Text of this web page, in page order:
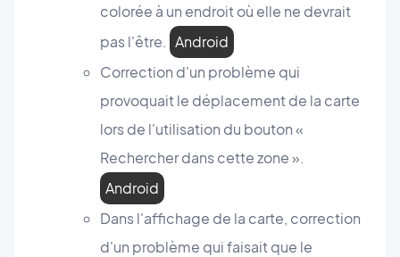
colorée à un endroit où elle ne devrait
pas l'être. Android
Correction d'un problème qui
provoquait le déplacement de la carte
lors de l'utilisation du bouton «
Rechercher dans cette zone ».
Android
Dans l'affichage de la carte, correction
d'un problème qui faisait que le